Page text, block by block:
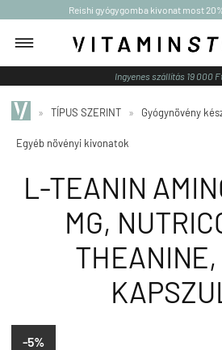
Reishi gyógygomba kivonat most
Ingyenes szállítás 19 000
» TÍPUS SZERINT » Gyógynövény
Egyéb növényi kivonatok
L-TEANIN
MG,
-5%